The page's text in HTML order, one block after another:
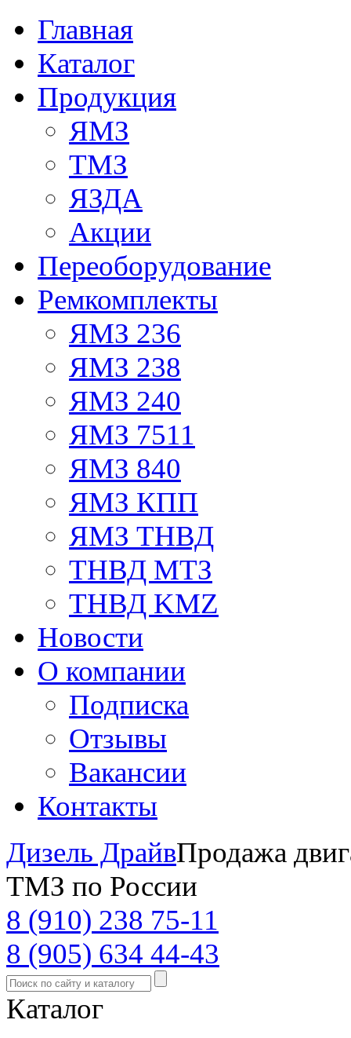
Главная
Каталог
Продукция
ЯМЗ
ТМЗ
ЯЗДА
Акции
Переоборудование
Ремкомплекты
ЯМЗ 236
ЯМЗ 238
ЯМЗ 240
ЯМЗ 7511
ЯМЗ 840
ЯМЗ КПП
ЯМЗ ТНВД
ТНВД МТЗ
ТНВД KMZ
Новости
О компании
Подписка
Отзывы
Вакансии
Контакты
Дизель ДрайвПродажа
ТМЗ по России
8 (910) 238 75-11
8 (905) 634 44-43
Каталог